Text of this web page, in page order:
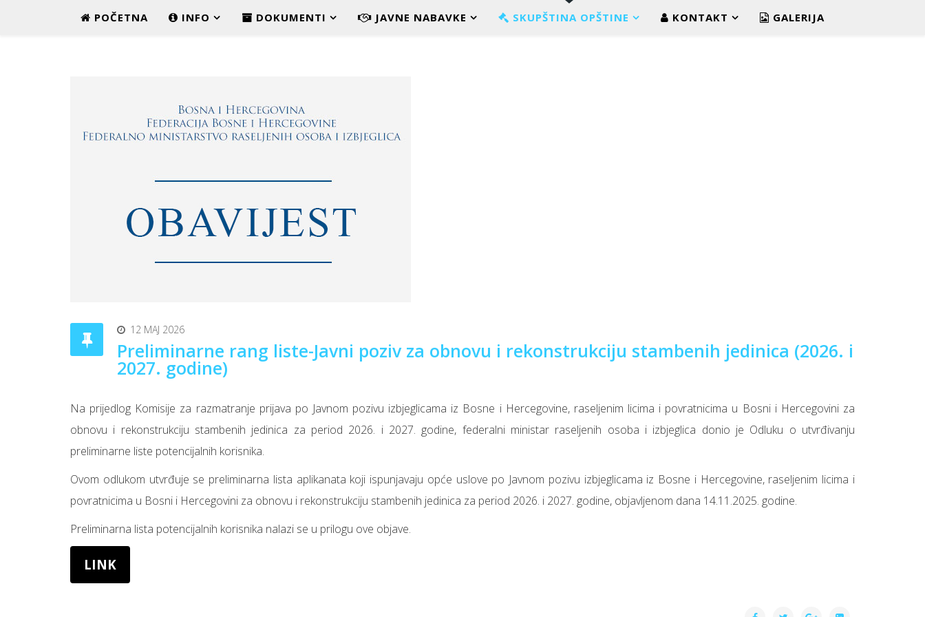
POČETNA INFO DOKUMENTI JAVNE NABAVKE SKUPŠTINA OPŠTINE KONTAKT GALERIJA
12 MAJ 2026
Preliminarne rang liste-Javni poziv za obnovu i rekonstrukciju stambenih jedinica (2026. i
2027. godine)
Na prijedlog Komisije za razmatranje prijava po Javnom pozivu izbjeglicama iz Bosne i Hercegovine, raseljenim licima i povratnicima u Bosni i Hercegovini za
obnovu i rekonstrukciju stambenih jedinica za period 2026. i 2027. godine, federalni ministar raseljenih osoba i izbjeglica donio je Odluku o utvrđivanju
preliminarne liste potencijalnih korisnika.
Ovom odlukom utvrđuje se preliminarna lista aplikanata koji ispunjavaju opće uslove po Javnom pozivu izbjeglicama iz Bosne i Hercegovine, raseljenim licima i
povratnicima u Bosni i Hercegovini za obnovu i rekonstrukciju stambenih jedinica za period 2026. i 2027. godine, objavljenom dana 14.11.2025. godine.
Preliminarna lista potencijalnih korisnika nalazi se u prilogu ove objave.
LINK